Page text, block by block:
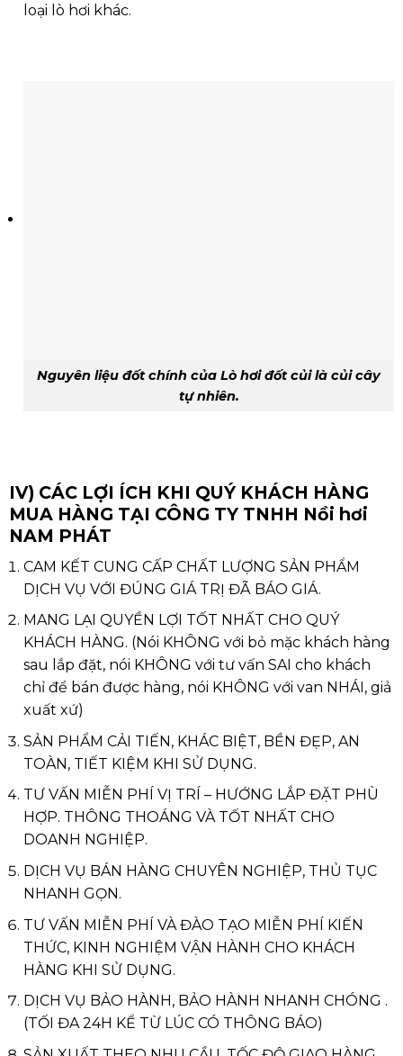
loại lò hơi khác.
Nguyên liệu đốt chính của Lò hơi đốt củi là củi cây
tự nhiên.
IV) CÁC LỢI ÍCH KHI QUÝ KHÁCH HÀNG
MUA HÀNG TẠI CÔNG TY TNHH Nồi hơi
NAM PHÁT
CAM KẾT CUNG CẤP CHẤT LƯỢNG SẢN PHẨM
DỊCH VỤ VỚI ĐÚNG GIÁ TRỊ ĐÃ BÁO GIÁ.
MANG LẠI QUYỀN LỢI TỐT NHẤT CHO QUÝ
KHÁCH HÀNG. (Nói KHÔNG với bỏ mặc khách hàng
sau lắp đặt, nói KHÔNG với tư vấn SAI cho khách
chỉ để bán được hàng, nói KHÔNG với van NHÁI, giả
xuất xứ)
SẢN PHẨM CẢI TIẾN, KHÁC BIỆT, BỀN ĐẸP, AN
TOÀN, TIẾT KIỆM KHI SỬ DỤNG.
TƯ VẤN MIỄN PHÍ VỊ TRÍ – HƯỚNG LẮP ĐẶT PHÙ
HỢP. THÔNG THOÁNG VÀ TỐT NHẤT CHO
DOANH NGHIỆP.
DỊCH VỤ BÁN HÀNG CHUYÊN NGHIỆP, THỦ TỤC
NHANH GỌN.
TƯ VẤN MIỄN PHÍ VÀ ĐÀO TẠO MIỄN PHÍ KIẾN
THỨC, KINH NGHIỆM VẬN HÀNH CHO KHÁCH
HÀNG KHI SỬ DỤNG.
DỊCH VỤ BẢO HÀNH, BẢO HÀNH NHANH CHÓNG .
(TỐI ĐA 24H KỂ TỪ LÚC CÓ THÔNG BÁO)